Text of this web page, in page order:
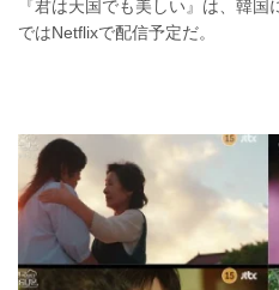
『君は天国でも美しい』は、韓
ではNetflixで配信予定だ。